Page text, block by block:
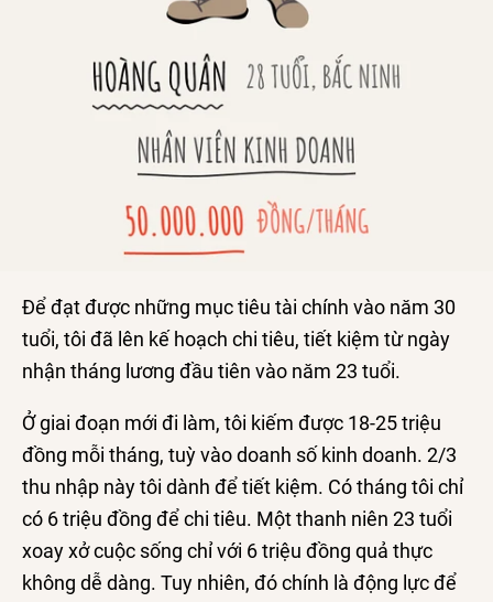
Để đạt được những mục tiêu tài chính vào năm 30
tuổi, tôi đã lên kế hoạch chi tiêu, tiết kiệm từ ngày
nhận tháng lương đầu tiên vào năm 23 tuổi.
Ở giai đoạn mới đi làm, tôi kiếm được 18-25 triệu
đồng mỗi tháng, tuỳ vào doanh số kinh doanh. 2/3
thu nhập này tôi dành để tiết kiệm. Có tháng tôi chỉ
có 6 triệu đồng để chi tiêu. Một thanh niên 23 tuổi
xoay xở cuộc sống chỉ với 6 triệu đồng quả thực
không dễ dàng. Tuy nhiên, đó chính là động lực để